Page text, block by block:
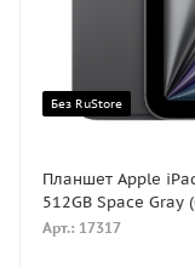
Без RuStore
Планшет Apple
512GB Space Gray
Арт.: 17317